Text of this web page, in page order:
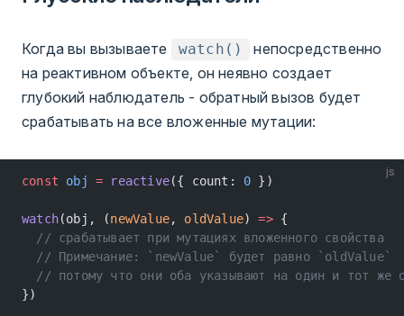
Когда вы вызываете watch()
непосредственно
на реактивном объекте, он неявно создает
глубокий наблюдатель - обратный вызов будет
срабатывать на все вложенные мутации:
js
const obj = reactive({ count: 0 })
watch(obj, (newValue, oldValue) => {
  // срабатывает при мутациях вложенного свойства
  // Примечание: `newValue` будет равно `oldValue`
// потому что они оба указывают на один и тот же
})